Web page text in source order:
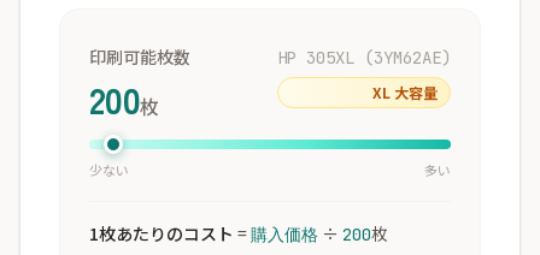
印刷可能枚数
200枚
HP 305XL (3YM62AE)
XL 大容量
少ない 多い
1枚あたりのコスト =購入価格 ÷ 200枚